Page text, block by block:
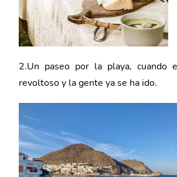
2.Un paseo por la playa, cuando
revoltoso y la gente ya se ha ido.